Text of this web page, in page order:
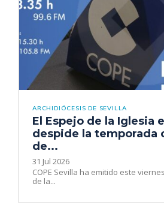
ARCHIDIÓCESIS DE SEVILLA
El Espejo de la Iglesia
despide la temporada
de...
31 Jul 2026
COPE Sevilla ha emitido este
de la...